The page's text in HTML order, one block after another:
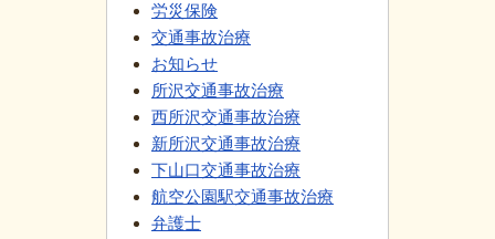
労災保険
交通事故治療
お知らせ
所沢交通事故治療
西所沢交通事故治療
新所沢交通事故治療
下山口交通事故治療
航空公園駅交通事故治療
弁護士